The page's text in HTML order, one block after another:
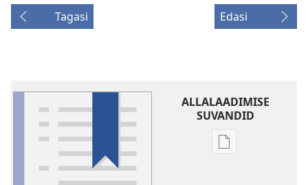
Tagasi Edasi
ALLALAADIMISE
SUVANDID
Väljaannete